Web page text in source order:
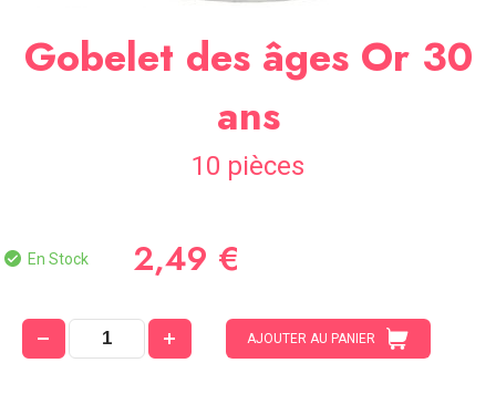
Gobelet des âges Or 30
ans
10 pièces
En Stock 2,49 €
AJOUTER AU PANIER